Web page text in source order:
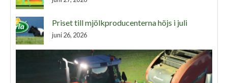
Priset till mjölkproducenterna höjs i juli
juni 26, 2026